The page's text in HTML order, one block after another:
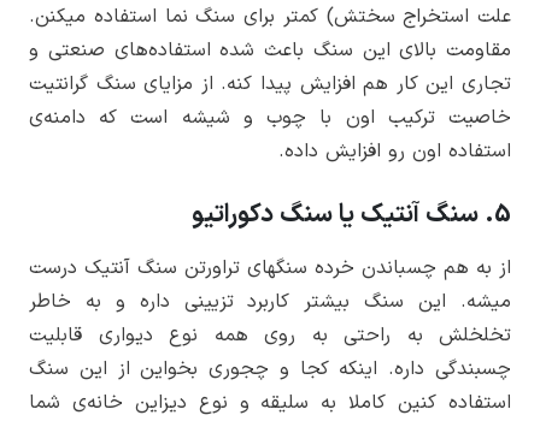
علت استخراج سختش) کمتر برای سنگ نما استفاده میکنن.
مقاومت بالای این سنگ باعث شده استفاده‌­های صنعتی و
تجاری این کار هم افزایش پیدا کنه. از مزایای سنگ گرانتیت
خاصیت ترکیب اون با چوب و شیشه است که دامنه­‌ی
استفاده­ اون رو افزایش داده.
5. سنگ آنتیک یا سنگ دکوراتیو
از به هم چسباندن خرده سنگ­های تراورتن سنگ آنتیک درست
میشه. این سنگ بیشتر کاربرد تزیینی داره و به خاطر
تخلخلش به راحتی به روی همه نوع دیواری قابلیت
چسبندگی داره. اینکه کجا و چجوری بخواین از این سنگ
استفاده کنین کاملا به سلیقه و نوع دیزاین خانه­‌ی شما